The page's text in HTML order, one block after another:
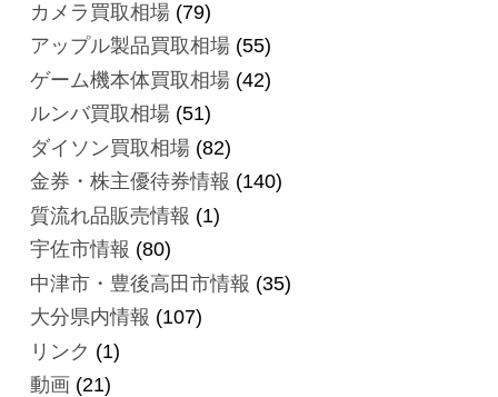
カメラ買取相場(79)
アップル製品買取相場(55)
ゲーム機本体買取相場(42)
ルンバ買取相場(51)
ダイソン買取相場(82)
金券・株主優待券情報 (140)
質流れ品販売情報 (1)
宇佐市情報 (80)
中津市・豊後高田市情報 (35)
大分県内情報 (107)
リンク (1)
動画(21)